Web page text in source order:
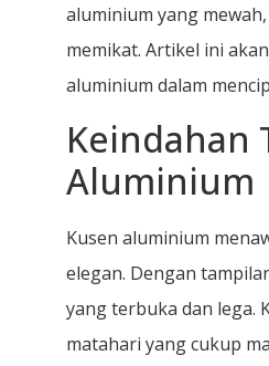
aluminium yang
memikat. Artikel ini
aluminium dalam
Keindahan
Aluminium
Kusen aluminium
elegan. Dengan
yang terbuka dan lega.
matahari yang cukup